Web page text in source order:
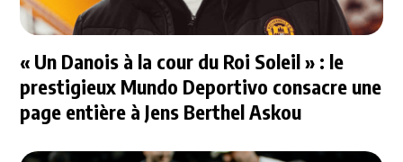
« Un Danois à la cour du Roi Soleil » : le
prestigieux Mundo Deportivo consacre une
page entière à Jens Berthel Askou